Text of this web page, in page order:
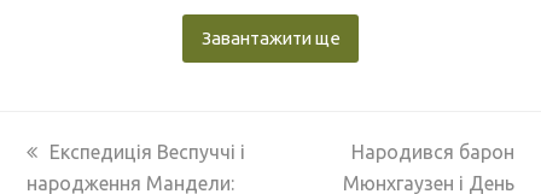
Завантажити ще
previous
post:
Експедиція Веспуччі і
народження Мандели:
next
post:
Народився барон
Мюнхгаузен і День